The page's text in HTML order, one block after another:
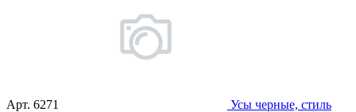
Арт. 6271
Усы черные, стиль